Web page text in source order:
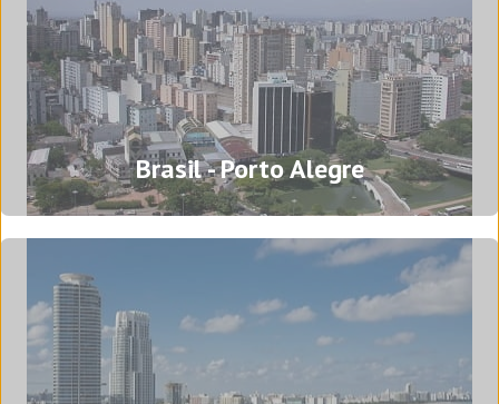
Escritório central – Barcelona
Passeig del Progrés, 96
08640 Olesa de Montserrat
Barcelona – Espanha
Tel: (+34) 93 778 73 00
Agência de tradução em Barcelona
Brasil - Porto Alegre